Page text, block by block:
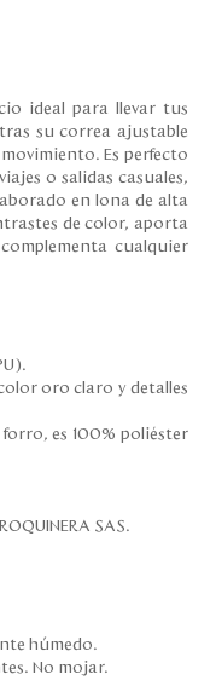
ideal para llevar tus
su correa ajustable
Es perfecto
o salidas casuales,
en lona de alta
de color, aporta
cualquier
oro claro y detalles
es 100% poliéster
SAS.
húmedo.
No mojar.